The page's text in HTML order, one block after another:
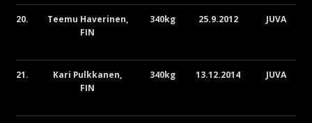
20.
Teemu Haverinen,
FIN
340kg 25.9.2012 JUVA
21.
Kari Pulkkanen,
FIN
340kg 13.12.2014 JUVA